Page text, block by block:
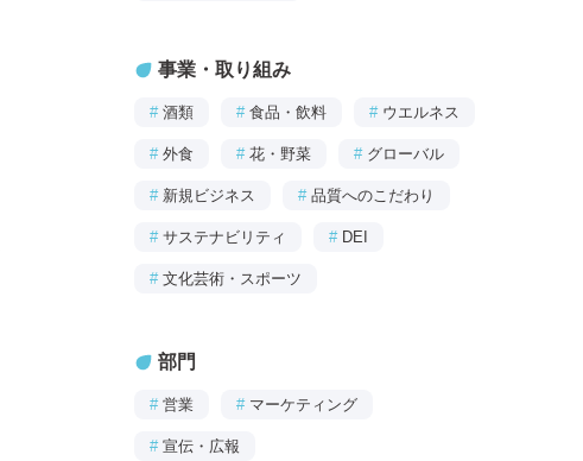
事業・取り組み
# 酒類 # 食品・飲料 # ウエルネス
# 外食 # 花・野菜 # グローバル
# 新規ビジネス # 品質へのこだわり
# サステナビリティ # DEI
# 文化芸術・スポーツ
部門
# 営業 # マーケティング
# 宣伝・広報